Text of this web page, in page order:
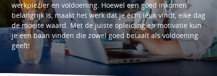
werkplezier en voldoening. Hoewel een goed inkomen
belangrijk is, maakt het werk dat je écht leuk vindt, elke dag
de moeite waard. Met de juiste opleiding en motivatie kun
je een baan vinden die zowel goed betaalt als voldoening
geeft!